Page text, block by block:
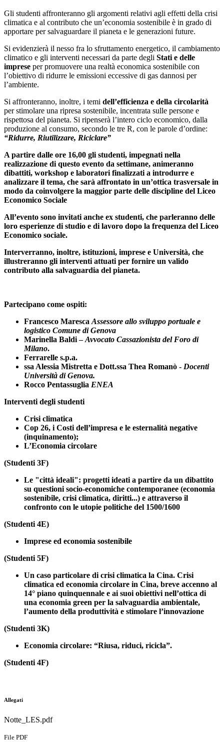
Gli studenti affronteranno gli argomenti relativi agli effetti della crisi
climatica e al contributo che un’economia sostenibile è in grado di
apportare per salvaguardare il pianeta e le generazioni future.
Si evidenzierà il nesso fra lo sfruttamento energetico, il cambiamento
climatico e gli interventi necessari da parte degli Stati e delle
imprese per promuovere una realtà economica sostenibile con
l’obiettivo di ridurre le emissioni eccessive di gas dannosi per
l’ambiente.
Si affronteranno, inoltre, i temi dell’efficienza e della circolarità
per stimolare una ripresa sostenibile, incentrata sulle persone e
rispettosa del pianeta. Si ripenserà l’intero ciclo economico, dalla
produzione al consumo, secondo le tre R, con le parole d’ordine:
“Ridurre, Riutilizzare, Riciclare”
A partire dalle ore 16,00 gli studenti, impegnati nella
realizzazione di questo evento da settimane, animeranno
dibattiti, workshop e laboratori finalizzati a introdurre e
analizzare il tema, che sarà affrontato in un’ottica trasversale in
modo da coinvolgere la maggior parte delle discipline del Liceo
Economico Sociale
All’evento sono invitati anche ex studenti, che parleranno delle
loro esperienze di studio e di lavoro dopo la frequenza del Liceo
Economico sociale.
Interverranno, inoltre, istituzioni, imprese e Università, che
illustreranno gli interventi attuati per fornire un valido
contributo alla salvaguardia del pianeta.
Partecipano come ospiti:
Francesco Maresca Assessore allo sviluppo portuale e
logistico Comune di Genova
Marinella Baldi –Avvocato Cassazionista del Foro di
Milano.
Ferrarelle s.p.a.
ssa Alessia Mistretta e Dott.ssa Thea Romanò - Docenti
Università di Genova.
Rocco Pentassuglia ENEA
Interventi degli studenti
Crisi climatica
Cop 26, i Costi dell’impresa e le esternalità negative
(inquinamento);
L’Economia circolare
(Studenti 3F)
Le "città ideali": progetti ideati a partire da un dibattito
su questioni socio-economiche contemporanee (economia
sostenibile, crisi climatica, diritti...) e attraverso il
confronto con le utopie politiche del 1500/1600
(Studenti 4E)
Imprese ed economia sostenibile
(Studenti 5F)
Un caso particolare di crisi climatica la Cina. Crisi
climatica ed economia circolare in Cina, breve accenno al
14° piano quinquennale e ai suoi obiettivi nell’ottica di
una economia green per la salvaguardia ambientale,
l’aumento della produttività e stimolare l’innovazione
(Studenti 3K)
Economia circolare: “Riusa, riduci, ricicla”.
(Studenti 4F)
Allegati
Notte_LES.pdf
File PDF